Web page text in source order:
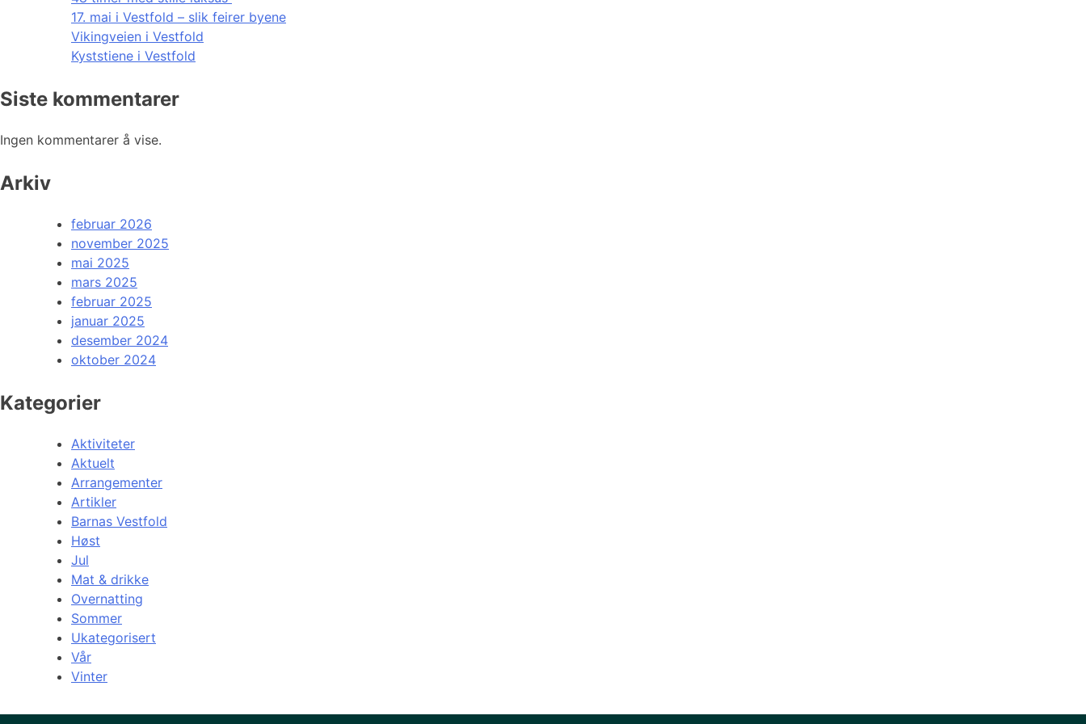
17. mai i Vestfold – slik feirer byene
Vikingveien i Vestfold
Kyststiene i Vestfold
Siste kommentarer
Ingen kommentarer å vise.
Arkiv
februar 2026
november 2025
mai 2025
mars 2025
februar 2025
januar 2025
desember 2024
oktober 2024
Kategorier
Aktiviteter
Aktuelt
Arrangementer
Artikler
Barnas Vestfold
Høst
Jul
Mat & drikke
Overnatting
Sommer
Ukategorisert
Vår
Vinter